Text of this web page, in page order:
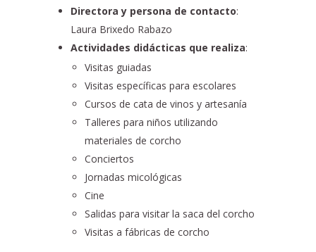
Directora y persona de contacto:
Laura Brixedo Rabazo
Actividades didácticas que realiza:
Visitas guiadas
Visitas específicas para escolares
Cursos de cata de vinos y artesanía
Talleres para niños utilizando
materiales de corcho
Conciertos
Jornadas micológicas
Cine
Salidas para visitar la saca del corcho
Visitas a fábricas de corcho